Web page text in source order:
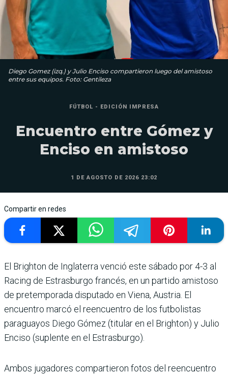
Diego Gomez (izq.) y Julio Enciso compartieron luego del amistoso
entre sus equipos. Foto: Gentileza
FÚTBOL - EDICIÓN IMPRESA
Encuentro entre Gómez y
Enciso en amistoso
1 DE AGOSTO DE 2026 23:02
Compartir en redes
El Brighton de Inglaterra venció este sábado por 4-3 al
Racing de Estrasburgo francés, en un partido amistoso
de pretemporada disputado en Viena, Austria. El
encuentro marcó el reencuentro de los futbolistas
paraguayos Diego Gómez (titular en el Brighton) y Julio
Enciso (suplente en el Estrasburgo).
Ambos jugadores compartieron fotos del reencuentro